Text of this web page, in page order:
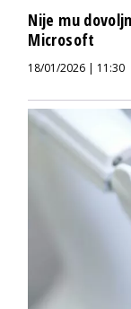
Nije mu
Microsoft
18/01/2026 | 11:30